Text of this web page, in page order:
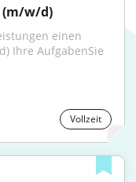
(m/w/d)
Ihre AufgabenSie
Vollzeit